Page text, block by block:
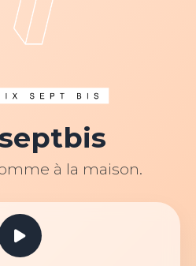
à la maison.